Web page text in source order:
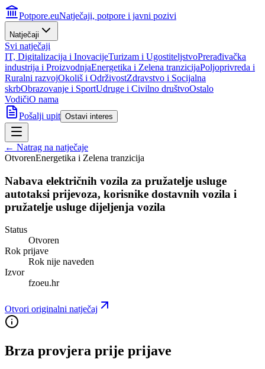
Potpore.euNatječaji, potpore i javni pozivi
Natječaji
Svi natječaji
IT, Digitalizacija i InovacijeTurizam i UgostiteljstvoPrerađivačka
industrija i ProizvodnjaEnergetika i Zelena tranzicijaPoljoprivreda i
Ruralni razvojOkoliš i OdrživostZdravstvo i Socijalna
skrbObrazovanje i SportUdruge i Civilno društvoOstalo
VodičiO nama
Pošalji upit Ostavi interes
← Natrag na natječaje
OtvorenEnergetika i Zelena tranzicija
Nabava električnih vozila za pružatelje usluge
autotaksi prijevoza, korisnike dostavnih vozila i
pružatelje usluge dijeljenja vozila
Status
Otvoren
Rok prijave
Rok nije naveden
Izvor
fzoeu.hr
Otvori originalni natječaj
Brza provjera prije prijave